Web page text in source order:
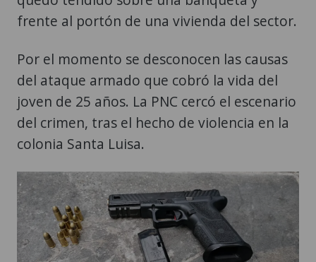
frente al portón de una vivienda del sector.
Por el momento se desconocen las causas
del ataque armado que cobró la vida del
joven de 25 años. La PNC cercó el escenario
del crimen, tras el hecho de violencia en la
colonia Santa Luisa.